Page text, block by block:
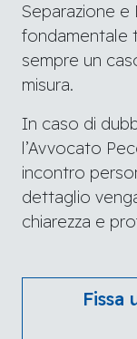
Separazione e
fondamentale
sempre un
misura.
In caso di
l’Avvocato
incontro
dettaglio
chiarezza e
Fissa